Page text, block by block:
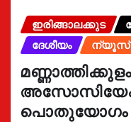
ഇരിങ്ങാലക്കുട
ദേശീയം
ന്യൂസ്
പൊതുയോഗം